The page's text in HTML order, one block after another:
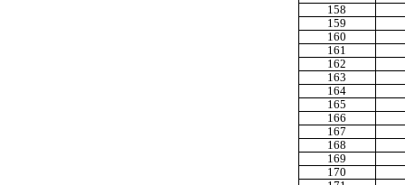
158
159
160
161
162
163
164
165
166
167
168
169
170